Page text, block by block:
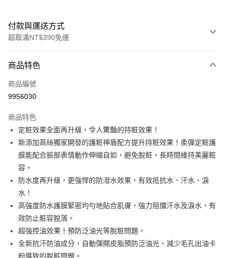
付款與運送方式
超取滿NT$390免運
POYA支付
信用卡一次付款
LINE Pay
Apple Pay
街口支付
悠遊付
Google Pay
AFTEE先享後付
相關說明
【關於「AFTEE先享後付」】
AFTEE先享後付是「在收到商品之後才付款」的支付方式。 讓您購物簡單
即享券
商品特色
商品編號
9956030
商品特色
定粧效果全面再升級，令人驚豔的持粧效果！
新添加高絲獨家開發的護粧神盾配方提升持粧效果！柔彈定粧護
膜能配合臉部表情動作伸縮自如，避免脫粧，長時間維持美麗粧
容。
防水度再升級，更強悍的防潑水效果，有效抵抗水、汗水、淚
水！
高強度防水護膜緊密均勻地貼合肌膚，強力阻擋汗水及淚水，有
效防止粧容脫落。
超強控油效果！預防泛油光等脫粧問題。
全新抗汗防油成分，自動彈開皮脂預防泛油光、減少毛孔出油卡
粉導致的脫粧問題。